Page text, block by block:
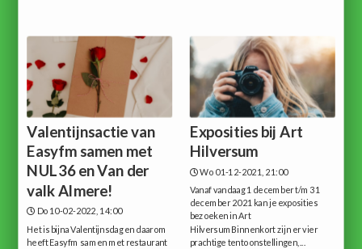
Valentijnsactie van
Easyfm samen met
NUL36 en Van der
valk Almere!
Do 10-02-2022, 14:00
Het is bijna Valentijnsdag en daarom
heeft Easyfm samen met restaurant
Exposities bij Art
Hilversum
Wo 01-12-2021, 21:00
Vanaf vandaag 1 december t/m 31
december 2021 kan je exposities
bezoeken in Art
HilversumBinnenkort zijn er vier
prachtige tentoonstellingen,...